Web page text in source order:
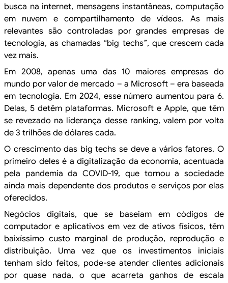
busca na internet, mensagens instantâneas, computação
em nuvem ecompartilhamento de vídeos. As mais
relevantes são controladas por grandes empresas de
tecnologia, as chamadas “big techs”, que crescem cada
vez mais.
Em 2008, apenas uma das 10 maiores empresas do
mundo por valor de mercado – a Microsoft– era baseada
em tecnologia. Em 2024, esse número aumentou para 6.
Delas, 5 detêm plataformas. Microsoft e Apple, que têm
se revezado na liderança desseranking, valem por volta
de 3 trilhões de dólares cada.
O crescimento das big techs se deve a vários fatores. O
primeiro deles é a digitalização da economia, acentuada
pela pandemia da COVID-19, que tornoua sociedade
ainda mais dependente dos produtos e serviços por elas
oferecidos.
Negócios digitais, que se baseiam em códigos de
computador e aplicativos em vez de ativos físicos, têm
baixíssimo custo marginal de produção, reprodução e
distribuição. Uma vez que os investimentos iniciais
tenham sido feitos, pode-se atender clientes adicionais
por quase nada, o que acarreta ganhos deescala